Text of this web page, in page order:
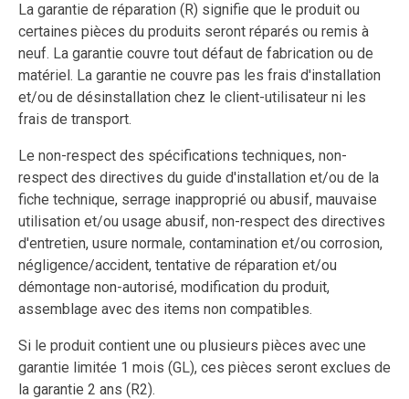
La garantie de réparation (R) signifie que le produit ou
certaines pièces du produits seront réparés ou remis à
neuf. La garantie couvre tout défaut de fabrication ou de
matériel. La garantie ne couvre pas les frais d'installation
et/ou de désinstallation chez le client-utilisateur ni les
frais de transport.
Le non-respect des spécifications techniques, non-
respect des directives du guide d'installation et/ou de la
fiche technique, serrage inapproprié ou abusif, mauvaise
utilisation et/ou usage abusif, non-respect des directives
d'entretien, usure normale, contamination et/ou corrosion,
négligence/accident, tentative de réparation et/ou
démontage non-autorisé, modification du produit,
assemblage avec des items non compatibles.
Si le produit contient une ou plusieurs pièces avec une
garantie limitée 1 mois (GL), ces pièces seront exclues de
la garantie 2 ans (R2).